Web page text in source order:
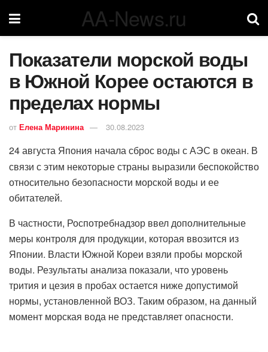
AA-News.ru
Показатели морской воды
в Южной Корее остаются в
пределах нормы
от Елена Маринина 30.08.2023
24 августа Япония начала сброс воды с АЭС в океан. В
связи с этим некоторые страны выразили беспокойство
относительно безопасности морской воды и ее
обитателей.
В частности, Роспотребнадзор ввел дополнительные
меры контроля для продукции, которая ввозится из
Японии. Власти Южной Кореи взяли пробы морской
воды. Результаты анализа показали, что уровень
трития и цезия в пробах остается ниже допустимой
нормы, установленной ВОЗ. Таким образом, на данный
момент морская вода не представляет опасности.